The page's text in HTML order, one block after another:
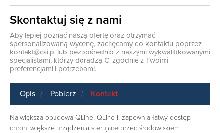
Skontaktuj się z nami
Aby lepiej poznać naszą ofertę oraz otrzymać
spersonalizowaną wycenę, zachęcamy do kontaktu poprzez
kontakt@csi.pl lub bezpośrednio z naszymi wykwalifikowanymi
specjalistami, którzy doradzą Ci zgodnie z Twoimi
preferencjami i potrzebami.
Opis Pobierz Kontakt
Największa obudowa QLine, QLine I, zapewnia łatwy dostęp i
chroni większe urządzenia sterujące przed środowiskiem